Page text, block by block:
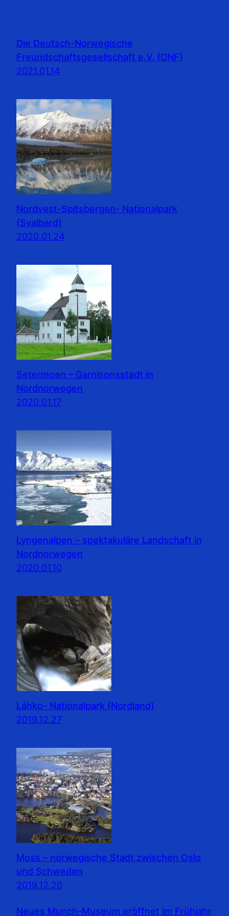
Die Deutsch-Norwegische
Freundschaftsgesellschaft e.V. (DNF)
2021.01.14
Nordvest-Spitsbergen- Nationalpark
(Svalbard)
2020.01.24
Setermoen – Garnisonsstadt in
Nordnorwegen
2020.01.17
Lyngenalpen – spektakuläre Landschaft in
Nordnorwegen
2020.01.10
Láhko- Nationalpark (Nordland)
2019.12.27
Moss – norwegische Stadt zwischen Oslo
und Schweden
2019.12.20
Neues Munch-Museum eröffnet im Frühjahr